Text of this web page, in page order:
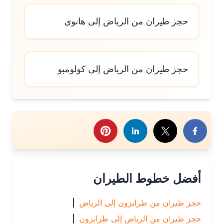
حجز طيران من الرياض إلى هانوي
حجز طيران من الرياض إلى كولومبو
هذا الموضوع
أفضل خطوط الطيران
حجز طيران من طرابزون إلى الرياض
|
حجز طيران من الرياض إلى طرابزون |